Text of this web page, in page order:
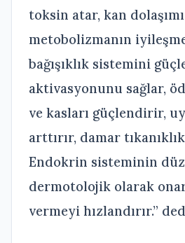
toksin atar, kan
metobolizmanın
bağışıklık sistemini
aktivasyonunu sağlar,
ve kasları güçlendirir,
arttırır, damar
Endokrin sisteminin
dermotolojik olarak
vermeyi hızlandırır.”